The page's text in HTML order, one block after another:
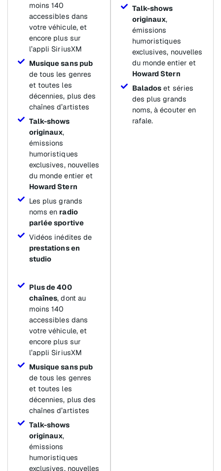
moins 140
accessibles dans
votre véhicule, et
encore plus sur
l’appli SiriusXM
Musique sans pub
de tous les genres
et toutes les
décennies, plus des
chaînes d’artistes
Talk-shows
originaux,
émissions
humoristiques
exclusives, nouvelles
du monde entier et
Howard Stern
Les plus grands
noms en radio
parlée sportive
Vidéos inédites de
prestations en
studio
Plus de 400
chaînes, dont au
moins 140
accessibles dans
votre véhicule, et
encore plus sur
l’appli SiriusXM
Musique sans pub
de tous les genres
et toutes les
décennies, plus des
chaînes d’artistes
Talk-shows
originaux,
émissions
humoristiques
exclusives, nouvelles
Talk-shows
originaux,
émissions
humoristiques
exclusives, nouvelles
du monde entier et
Howard Stern
Balados et séries
des plus grands
noms, à écouter en
rafale.